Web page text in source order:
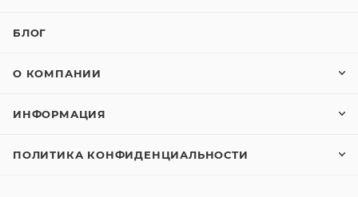
БЛОГ
О КОМПАНИИ
ИНФОРМАЦИЯ
ПОЛИТИКА КОНФИДЕНЦИАЛЬНОСТИ